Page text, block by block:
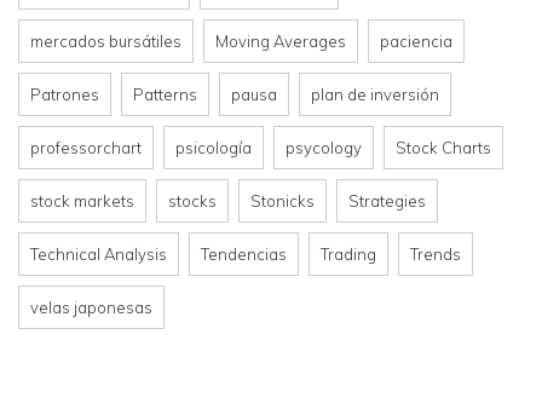
mercados bursátiles Moving Averages paciencia
Patrones Patterns pausa plan de inversión
professorchart psicología psycology Stock Charts
stock markets stocks Stonicks Strategies
Technical Analysis Tendencias Trading Trends
velas japonesas